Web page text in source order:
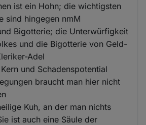
ist ein Hohn; die wichtigsten
sind hingegen nmM
Bigotterie; die Unterwürfigkeit
und die Bigotterie von Geld-
Adel
und Schadenspotential
braucht man hier nicht
Kuh, an der man nichts
ist auch eine Säule der